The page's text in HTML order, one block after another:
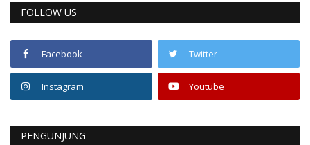
FOLLOW US
Facebook Twitter
Instagram Youtube
PENGUNJUNG